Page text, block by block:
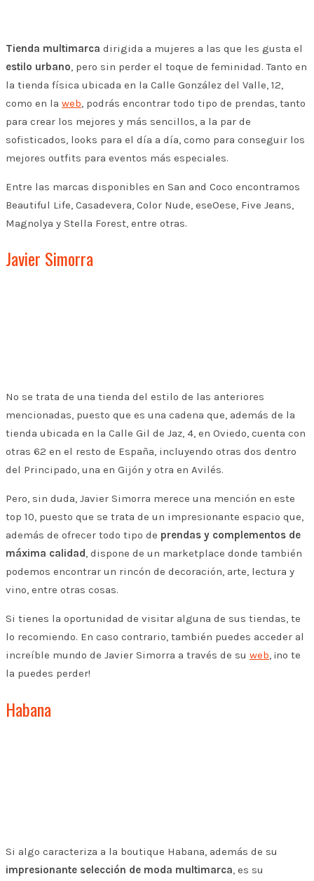
Tienda multimarca dirigida a mujeres a las que les gusta el
estilo urbano , pero sin perder el toque de feminidad. Tanto en
la tienda física ubicada en la Calle González del Valle, 12,
como en la web , podrás encontrar todo tipo de prendas, tanto
para crear los mejores y más sencillos, a la par de
sofisticados, looks para el día a día, como para conseguir los
mejores outfits para eventos más especiales.
Entre las marcas disponibles en San and Coco encontramos
Beautiful Life, Casadevera, Color Nude, eseOese, Five Jeans,
Magnolya y Stella Forest, entre otras.
Javier Simorra
No se trata de una tienda del estilo de las anteriores
mencionadas, puesto que es una cadena que, además de la
tienda ubicada en la Calle Gil de Jaz, 4, en Oviedo, cuenta con
otras 62 en el resto de España, incluyendo otras dos dentro
del Principado, una en Gijón y otra en Avilés.
Pero, sin duda, Javier Simorra merece una mención en este
top 10, puesto que se trata de un impresionante espacio que,
además de ofrecer todo tipo de prendas y complementos de
máxima calidad, dispone de un marketplace donde también
podemos encontrar un rincón de decoración, arte, lectura y
vino, entre otras cosas.
Si tienes la oportunidad de visitar alguna de sus tiendas, te
lo recomiendo. En caso contrario, también puedes acceder al
increíble mundo de Javier Simorra a través de su web, ¡no te
la puedes perder!
Habana
Si algo caracteriza a la boutique Habana, además de su
impresionante selección de moda multimarca, es su